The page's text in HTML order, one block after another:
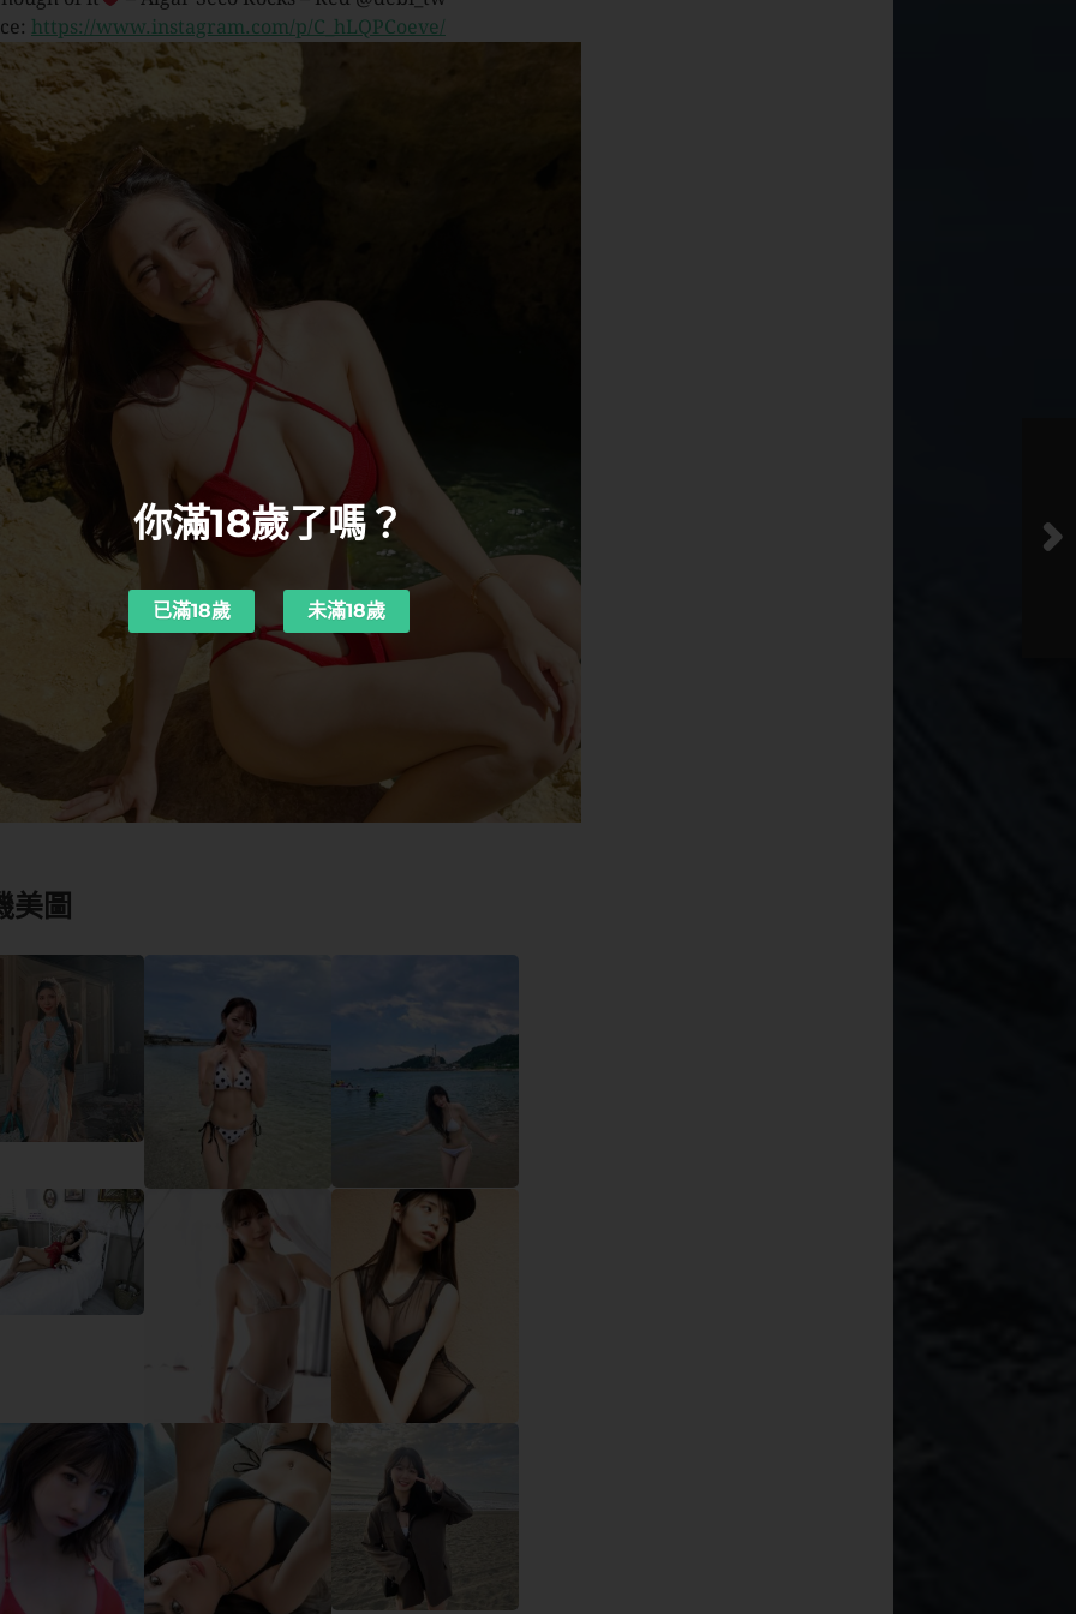
https://www.instagram.com/p/C_hLQPCoeve/
美圖
你滿18歲了嗎？
已滿18歲 未滿18歲